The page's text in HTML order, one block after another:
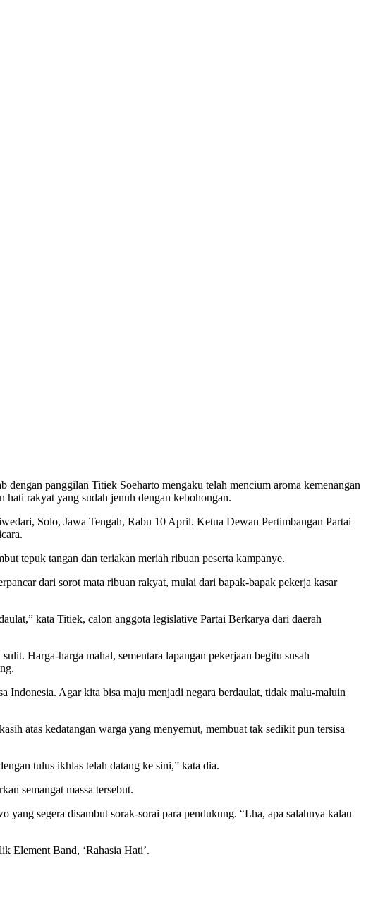
panggilan Titiek Soeharto mengaku telah mencium aroma kemenangan
rakyat yang sudah jenuh dengan kebohongan.
Solo, Jawa Tengah, Rabu 10 April. Ketua Dewan Pertimbangan Partai
tepuk tangan dan teriakan meriah ribuan peserta kampanye.
dari sorot mata ribuan rakyat, mulai dari bapak-bapak pekerja kasar
kata Titiek, calon anggota legislative Partai Berkarya dari daerah
Harga-harga mahal, sementara lapangan pekerjaan begitu susah
Indonesia. Agar kita bisa maju menjadi negara berdaulat, tidak malu-maluin
atas kedatangan warga yang menyemut, membuat tak sedikit pun tersisa
tulus ikhlas telah datang ke sini,” kata dia.
semangat massa tersebut.
segera disambut sorak-sorai para pendukung. “Lha, apa salahnya kalau
Element Band, ‘Rahasia Hati’.